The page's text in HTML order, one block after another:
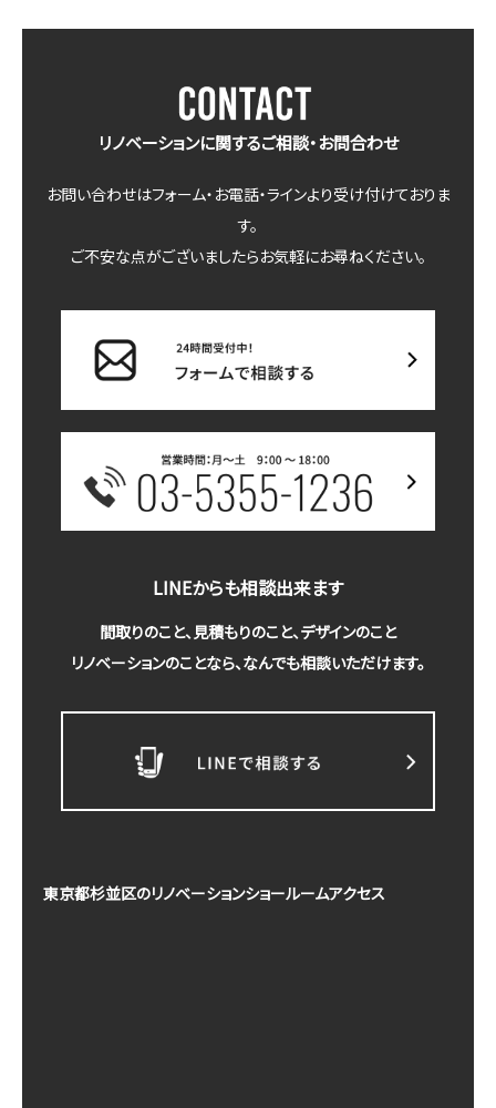
リノベーションに関するご相談・お問合わせ
お問い合わせはフォーム・お電話・ラインより受け付けておりま
す。
ご不安な点がございましたらお気軽にお尋ねください。
LINEからも相談出来ます
間取りのこと、見積もりのこと、デザインのこと
リノベーションのことなら、なんでも相談いただけます。
東京都杉並区のリノベーションショールームアクセス